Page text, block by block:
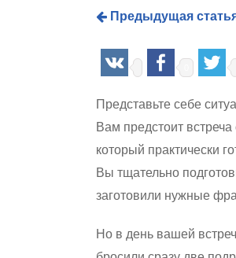
Предыдущая
Представьте себе
Вам предстоит
который практически
Вы тщательно
заготовили нужные
Но в день вашей